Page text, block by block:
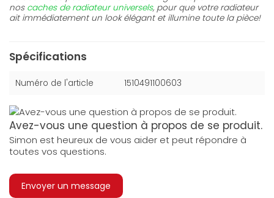
nos caches de radiateur universels, pour que votre radiateur
ait immédiatement un look élégant et illumine toute la pièce!
Spécifications
Numéro de l'article 1510491100603
Avez-vous une question à propos de se produit.
Simon est heureux de vous aider et peut répondre à
toutes vos questions.
Envoyer un message